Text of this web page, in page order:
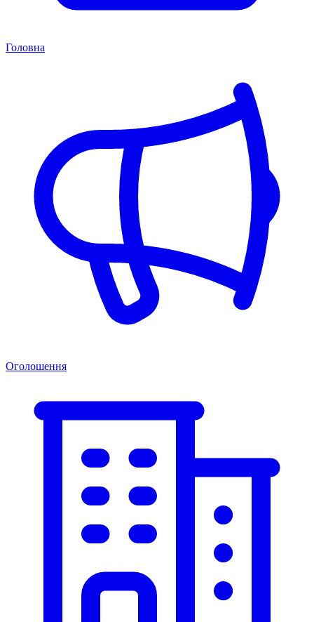
Головна
Оголошення